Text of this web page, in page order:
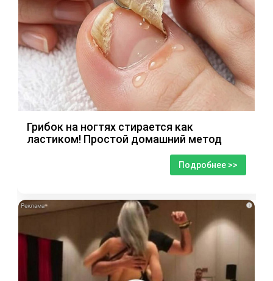
Грибок на ногтях стирается как
ластиком! Простой домашний метод
Подробнее >>
i